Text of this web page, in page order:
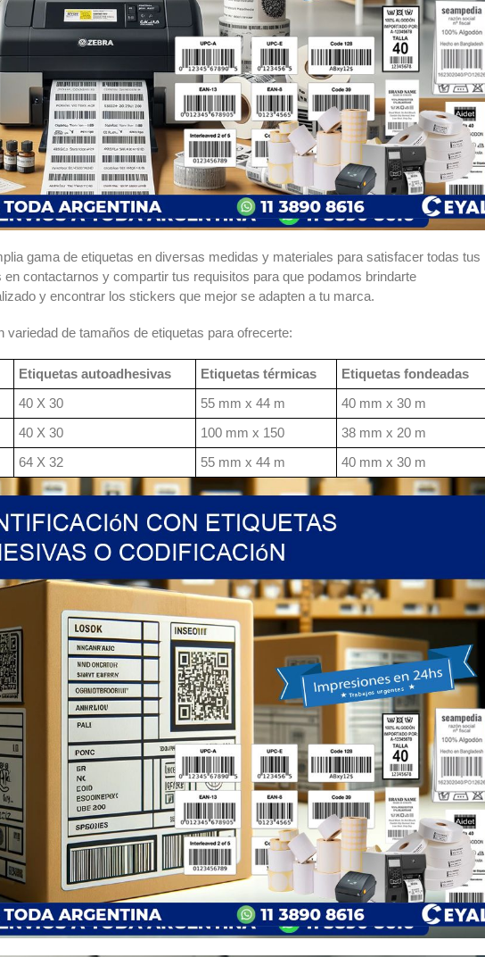
gama de etiquetas en diversas medidas y materiales para satisfacer todas tus
en contactarnos y compartir tus requisitos para que podamos brindarte
y encontrar los stickers que mejor se adapten a tu marca.
variedad de tamaños de etiquetas para ofrecerte:
Etiquetas autoadhesivas Etiquetas térmicas
Etiquetas fondeadas
40 X 30 55 mm x 44 m
40 mm x 30 m
40 X 30 100 mm x 150
38 mm x 20 m
64 X 32 55 mm x 44 m 40 mm x 30 m